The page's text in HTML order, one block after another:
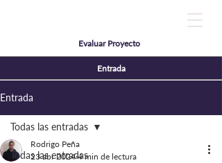
Evaluar Proyecto
Entrada
Entrada
Todas las entradas
Todas las entradas
Rodrigo Peña
23 abr 2024 4 min de lectura